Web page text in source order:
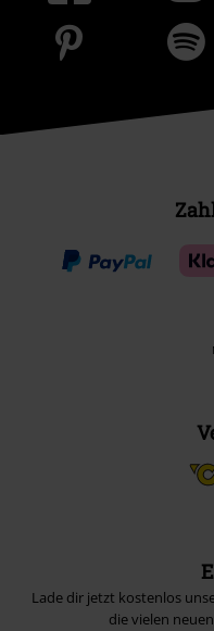
Lade dir jetzt kostenlos
die vielen